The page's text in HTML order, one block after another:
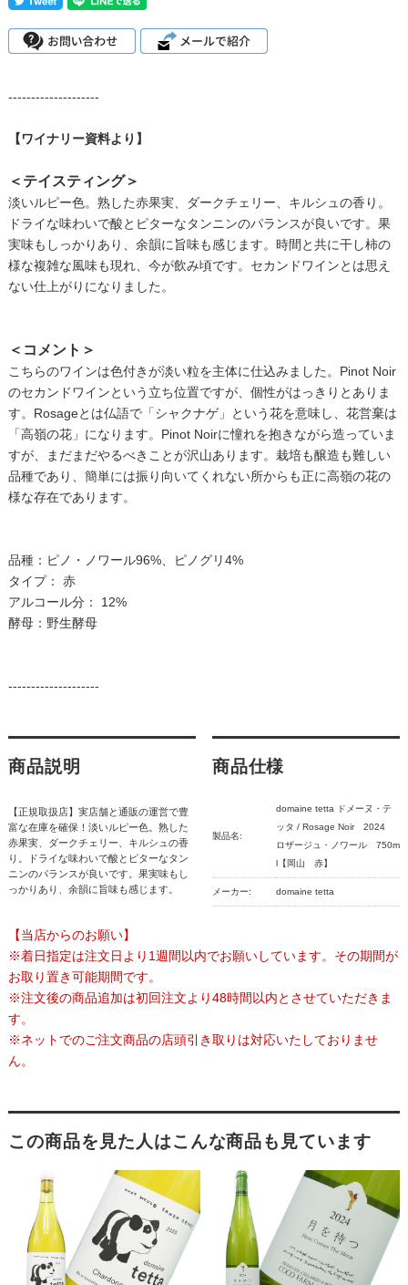
--------------------
【ワイナリー資料より】
＜テイスティング＞
淡いルピー色。熟した赤果実、ダークチェリー、キルシュの香り。
ドライな味わいで酸とピターなタンニンのパランスが良いです。果
実味もしっかりあり、余韻に旨味も感じます。時間と共に干し柿の
様な複雑な風味も現れ、今が飲み頃です。セカンドワインとは思え
ない仕上がりになりました。
＜コメント＞
こちらのワインは色付きが淡い粒を主体に仕込みました。Pinot Noir
のセカンドワインという立ち位置ですが、個性がはっきりとありま
す。Rosageとは仏語で「シャクナゲ」という花を意味し、花営棄は
「高嶺の花」になります。Pinot Noirに憧れを抱きながら造っていま
すが、まだまだやるべきことが沢山あります。栽培も醸造も難しい
品種であり、簡単には振り向いてくれない所からも正に高嶺の花の
様な存在であります。
品種：ピノ・ノワール96%、ピノグリ4%
タイプ： 赤
アルコール分： 12%
酵母：野生酵母
--------------------
商品説明
【正規取扱店】実店舗と通販の運営で豊
富な在庫を確保！淡いルピー色。熟した
赤果実、ダークチェリー、キルシュの香
り。ドライな味わいで酸とピターなタン
ニンのパランスが良いです。果実味もし
っかりあり、余韻に旨味も感じます。
商品仕様
製品名:
domaine tetta ドメーヌ・テ
ッタ / Rosage Noir 2024
ロザージュ・ノワール 750m
l【岡山 赤】
メーカー: domaine tetta
【当店からのお願い】
※着日指定は注文日より1週間以内でお願いしています。その期間が
お取り置き可能期間です。
※注文後の商品追加は初回注文より48時間以内とさせていただきま
す。
※ネットでのご注文商品の店頭引き取りは対応いたしておりませ
ん。
この商品を見た人はこんな商品も見ています